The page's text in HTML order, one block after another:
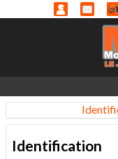
Identification